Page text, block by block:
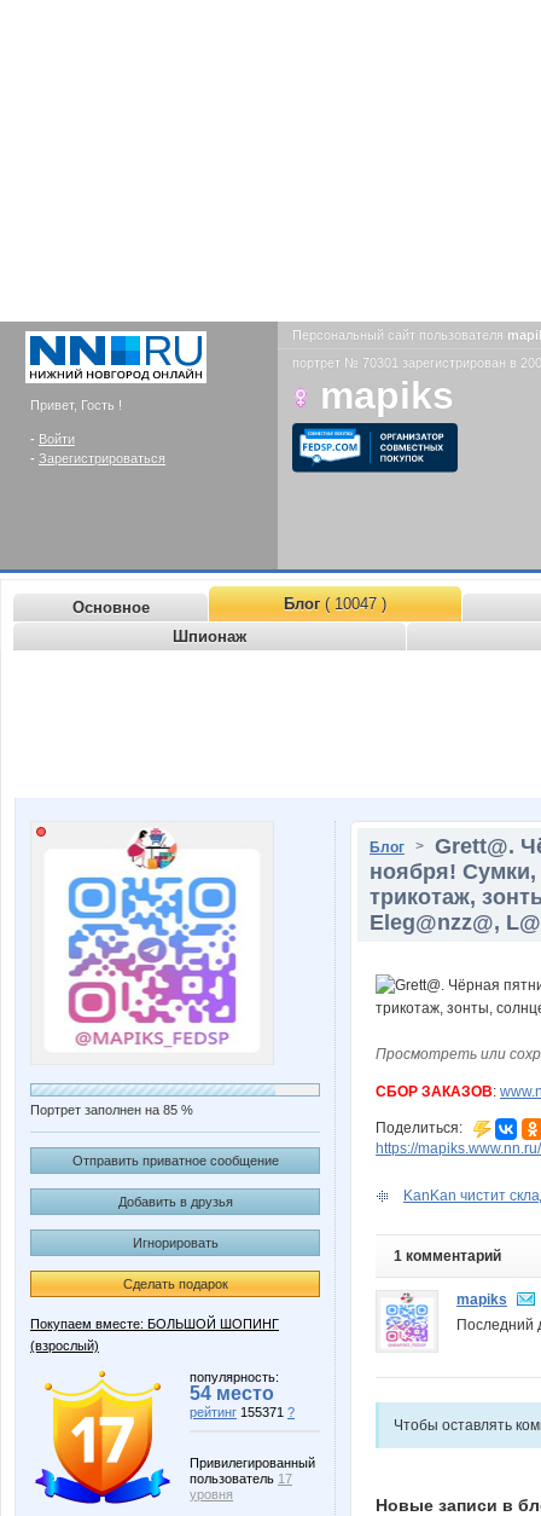
Привет, Гость !
- Войти
- Зарегистрироваться
Персональный сайт пользователя
портрет № 70301 зарегистрирован в
mapiks
Основное Блог( 10047 )
Шпионаж
Портрет заполнен на 85 %
Отправить приватное сообщение
Добавить в друзья
Игнорировать
Сделать подарок
Покупаем вместе: БОЛЬШОЙ ШОПИНГ
(взрослый)
популярность:
54 место
рейтинг 155371 ?
Привилегированный
пользователь 17
уровня
Блог > Grett@.
ноября! Сумки,
трикотаж,
Eleg@nzz@,
Просмотреть или
СБОР ЗАКАЗОВ:
Поделиться:
https://mapiks.www.nn.ru/
KanKan чиcтит
1 комментарий
mapiks
Последний
Чтобы оставлять
Новые записи в